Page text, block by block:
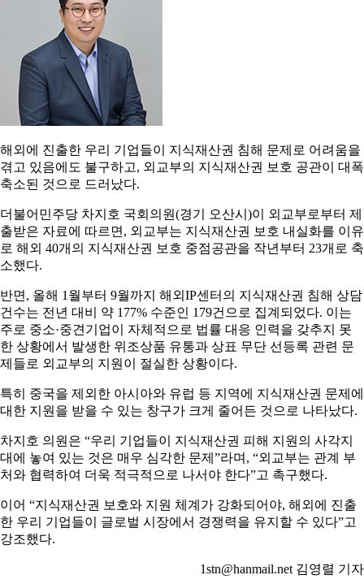
해외에 진출한 우리 기업들이 지식재산권 침해 문제로 어려움을
겪고 있음에도 불구하고, 외교부의 지식재산권 보호 공관이 대폭
축소된 것으로 드러났다.
더불어민주당 차지호 국회의원(경기 오산시)이 외교부로부터 제
출받은 자료에 따르면, 외교부는 지식재산권 보호 내실화를 이유
로 해외 40개의 지식재산권 보호 중점공관을 작년부터 23개로 축
소했다.
반면, 올해 1월부터 9월까지 해외IP센터의 지식재산권 침해 상담
건수는 전년 대비 약 177% 수준인 179건으로 집계되었다. 이는
주로 중소·중견기업이 자체적으로 법률 대응 인력을 갖추지 못
한 상황에서 발생한 위조상품 유통과 상표 무단 선등록 관련 문
제들로 외교부의 지원이 절실한 상황이다.
특히 중국을 제외한 아시아와 유럽 등 지역에 지식재산권 문제에
대한 지원을 받을 수 있는 창구가 크게 줄어든 것으로 나타났다.
차지호 의원은 “우리 기업들이 지식재산권 피해 지원의 사각지
대에 놓여 있는 것은 매우 심각한 문제”라며, “외교부는 관계 부
처와 협력하여 더욱 적극적으로 나서야 한다”고 촉구했다.
이어 “지식재산권 보호와 지원 체계가 강화되어야, 해외에 진출
한 우리 기업들이 글로벌 시장에서 경쟁력을 유지할 수 있다”고
강조했다.
1stn@hanmail.net 김영렬 기자